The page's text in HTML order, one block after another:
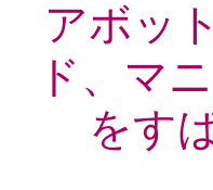
アボッ
ド、マ
をす